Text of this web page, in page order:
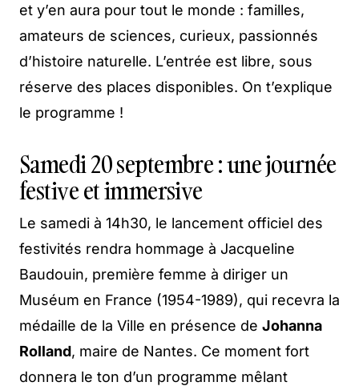
et y’en aura pour tout le monde : familles,
amateurs de sciences, curieux, passionnés
d’histoire naturelle. L’entrée est libre, sous
réserve des places disponibles. On t’explique
le programme !
Samedi 20 septembre : une journée
festive et immersive
Le samedi à 14h30, le lancement officiel des
festivités rendra hommage à Jacqueline
Baudouin, première femme à diriger un
Muséum en France (1954-1989), qui recevra la
médaille de la Ville en présence de Johanna
Rolland, maire de Nantes. Ce moment fort
donnera le ton d’un programme mêlant